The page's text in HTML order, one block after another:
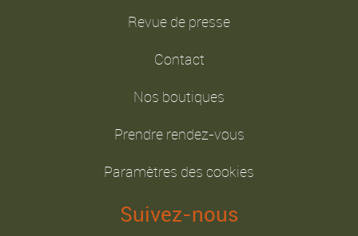
Revue de presse
Contact
Nos boutiques
Prendre rendez-vous
Paramètres des cookies
Suivez-nous